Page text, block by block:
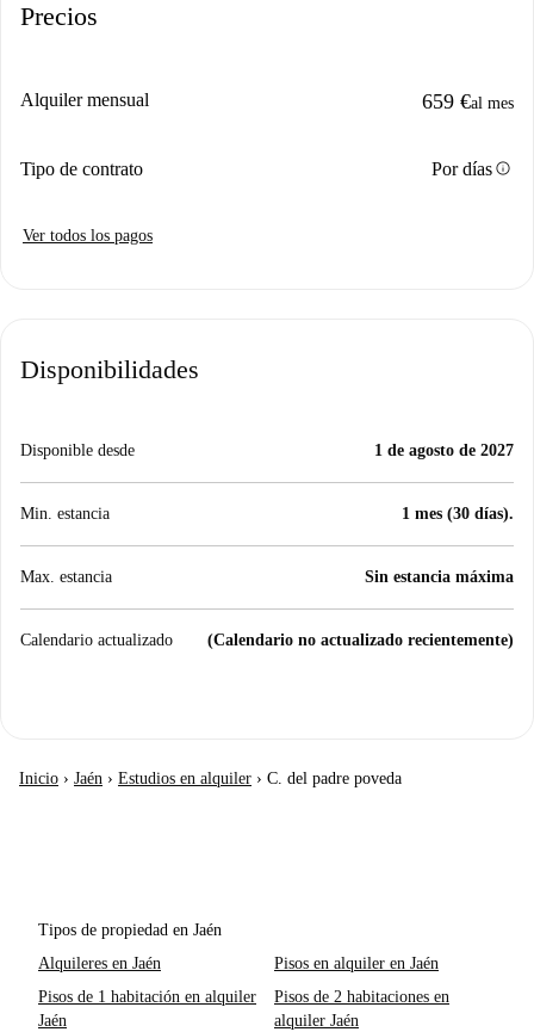
Precios
Alquiler mensual 659 €al mes
Tipo de contrato Por díasinfo
Ver todos los pagos
Disponibilidades
Disponible desde 1 de agosto de 2027
Min. estancia 1 mes (30 días).
Max. estancia Sin estancia máxima
Calendario actualizado (Calendario no actualizado recientemente)
Inicio › Jaén › Estudios en alquiler › C. del padre poveda
Tipos de propiedad en Jaén
Alquileres en Jaén
Pisos en alquiler en Jaén
Pisos de 1 habitación en alquiler
Jaén
Pisos de 2 habitaciones en
alquiler Jaén